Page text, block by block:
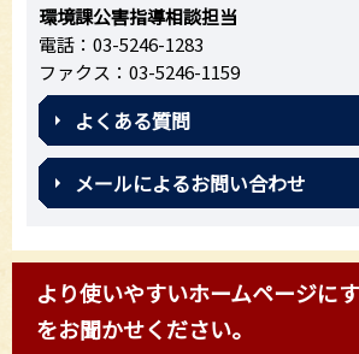
環境課公害指導相談担当
電話：03-5246-1283
ファクス：03-5246-1159
よくある質問
メールによるお問い合わせ
より使いやすいホームページに
をお聞かせください。